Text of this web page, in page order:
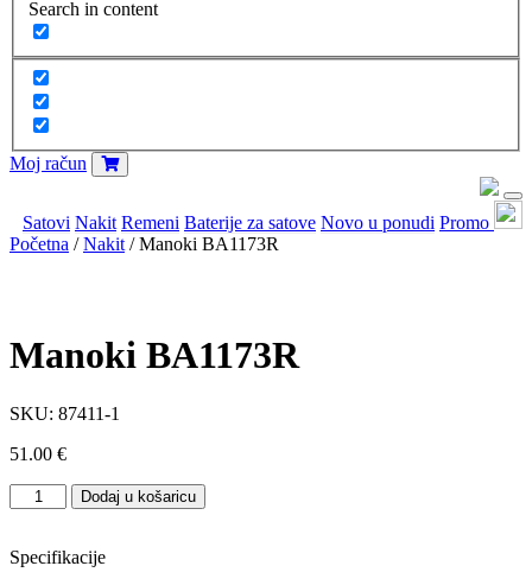
Search in content
Moj račun
Satovi Nakit Remeni Baterije za satove Novo u ponudi Promo
Početna /Nakit / Manoki BA1173R
Manoki BA1173R
SKU: 87411-1
51.00 €
Manoki
BA1173R
Dodaj u košaricu
Specifikacije